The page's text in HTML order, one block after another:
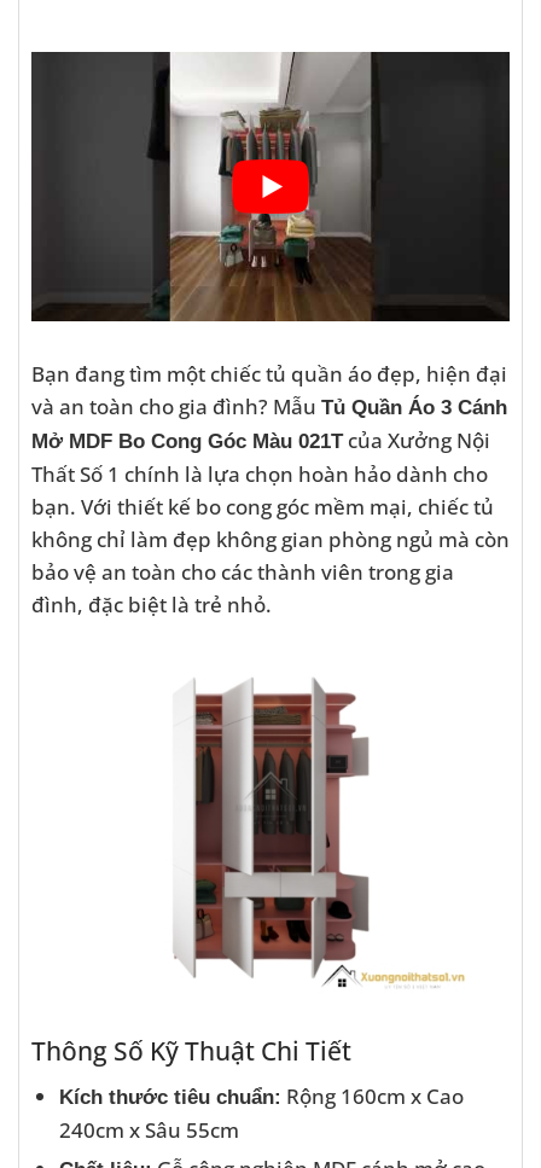
Bạn đang tìm một chiếc tủ quần áo đẹp, hiện đại
và an toàn cho gia đình? Mẫu Tủ Quần Áo 3 Cánh
Mở MDF Bo Cong Góc Màu 021Tcủa Xưởng Nội
Thất Số 1 chính là lựa chọn hoàn hảo dành cho
bạn. Với thiết kế bo cong góc mềm mại, chiếc tủ
không chỉ làm đẹp không gian phòng ngủ mà còn
bảo vệ an toàn cho các thành viên trong gia
đình, đặc biệt là trẻ nhỏ.
Thông Số Kỹ Thuật Chi Tiết
Kích thước tiêu chuẩn: Rộng 160cm x Cao
240cm x Sâu 55cm